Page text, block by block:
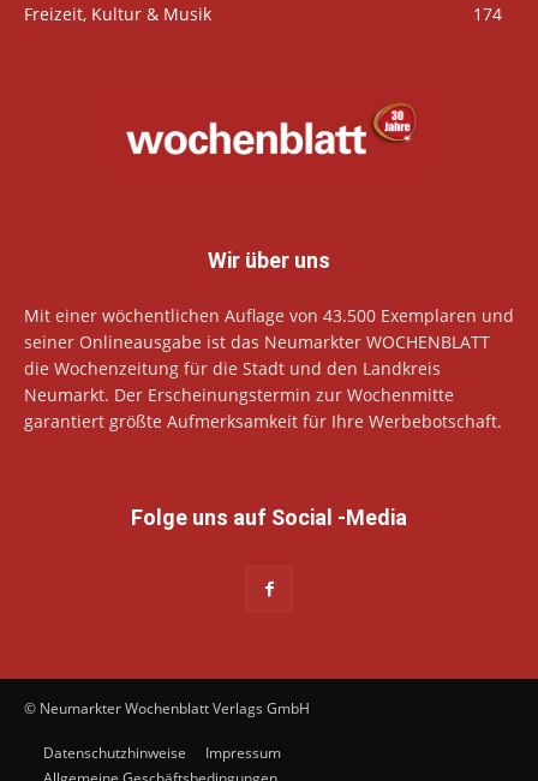
Freizeit, Kultur & Musik
174
Wir über uns
Mit einer wöchentlichen Auflage von 43.500 Exemplaren und
seiner Onlineausgabe ist das Neumarkter WOCHENBLATT
die Wochenzeitung für die Stadt und den Landkreis
Neumarkt. Der Erscheinungstermin zur Wochenmitte
garantiert größte Aufmerksamkeit für Ihre Werbebotschaft.
Folge uns auf Social -Media
© Neumarkter Wochenblatt Verlags GmbH
Datenschutzhinweise
Impressum